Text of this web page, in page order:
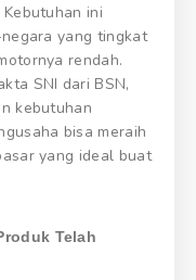
ini
yang tingkat
rendah.
SNI dari BSN,
kebutuhan
bisa meraih
yang ideal buat
Telah